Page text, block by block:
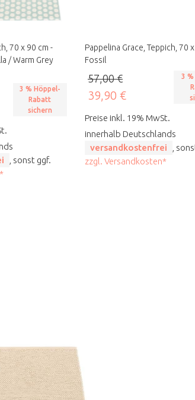
70 x 90 cm -
/ Warm Grey
3 % Höppel-
Rabatt
sichern
, sonst ggf.
Pappelina Grace, Teppich, 70
Fossil
57,00 €
39,90 €
3
Preise inkl. 19% MwSt.
innerhalb Deutschlands
versandkostenfrei
,
zzgl. Versandkosten*